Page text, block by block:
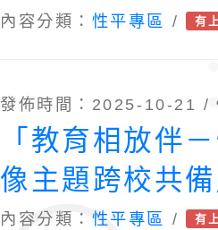
計畫
內容分類： 性平專區 / 有
發佈時間：2025-10-21 /
「教育相放伴
像主題跨校共
內容分類： 性平專區 / 有